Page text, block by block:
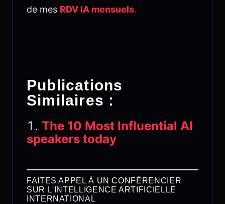
de mes RDV IA mensuels.
Publications
Similaires :
The 10 Most Influential AI
speakers today
FAITES APPEL À UN CONFÉRENCIER
SUR L'INTELLIGENCE ARTIFICIELLE
INTERNATIONAL